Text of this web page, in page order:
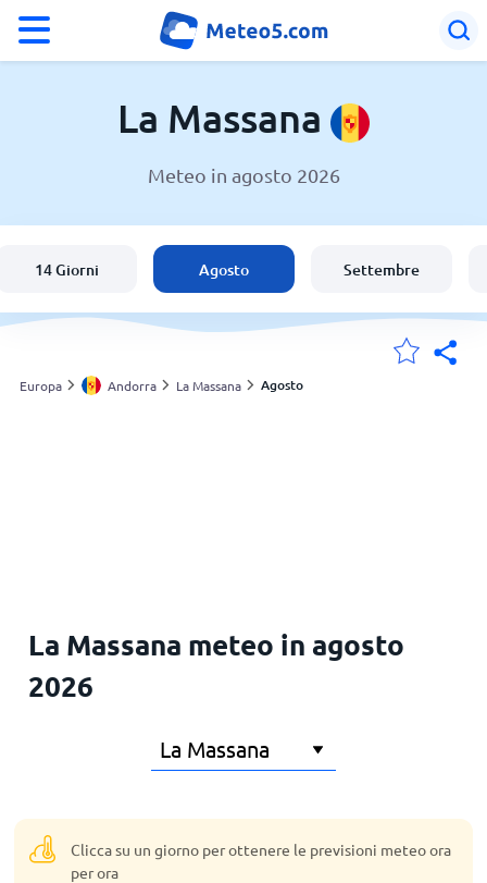
Meteo a La Massana
Italia
Svizzera
La Massana
Meteo in agosto 2026
14 Giorni Agosto Settembre
Europa Andorra La Massana Agosto
La Massana meteo in agosto
2026
Clicca su un giorno per ottenere le previsioni meteo ora
per ora